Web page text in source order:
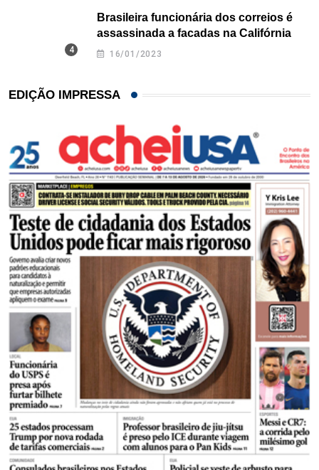
Brasileira funcionária dos correios é
assassinada a facadas na Califórnia
16/01/2023
EDIÇÃO IMPRESSA